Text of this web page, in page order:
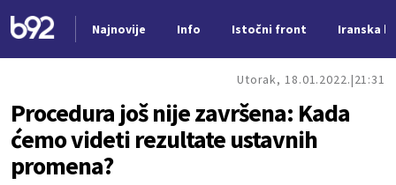
Najnovije Info Istočni front Iranska
Utorak, 18.01.2022. 21:31
Procedura još nije završena: Kada
ćemo videti rezultate ustavnih
promena?